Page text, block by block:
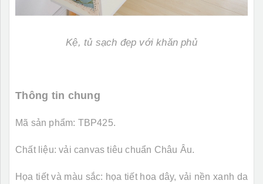
Kệ, tủ sạch đẹp với khăn phủ
Thông tin chung
Mã sản phẩm: TBP425.
Chất liệu: vải canvas tiêu chuẩn Châu Âu.
Họa tiết và màu sắc: họa tiết hoa dây, vải nền xanh da